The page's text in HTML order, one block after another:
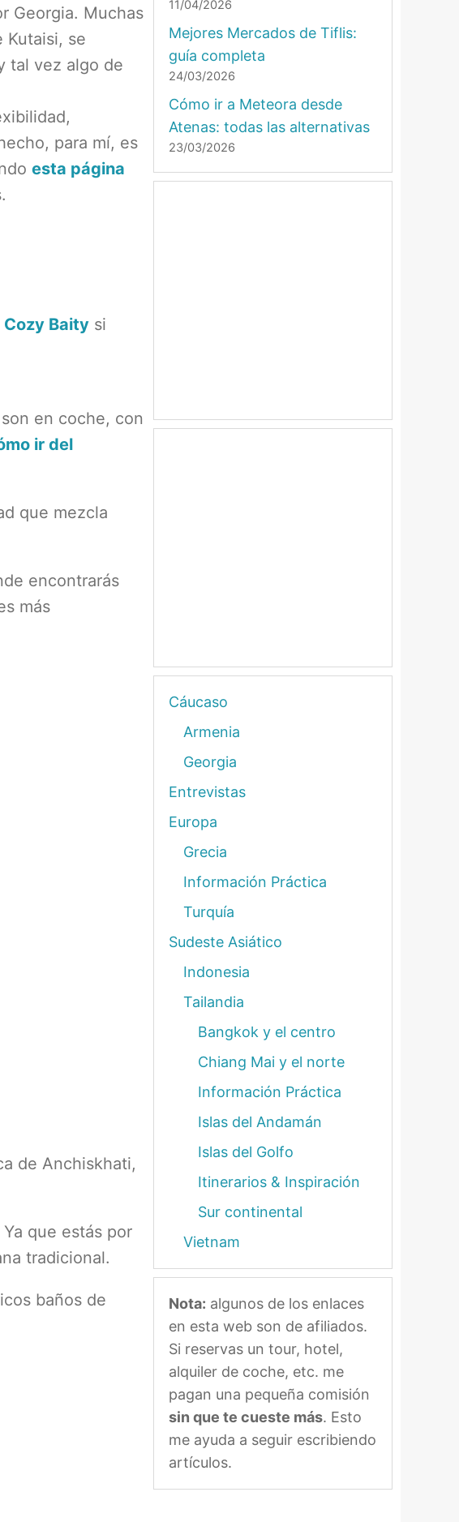
Georgia. Muchas
Kutaisi, se
tal vez algo de
para mí, es
esta página
Cozy Baity si
en coche, con
ir del
que mezcla
encontrarás
más
de Anchiskhati,
que estás por
tradicional.
baños de
11/04/2026
Mejores Mercados de Tiflis:
guía completa
24/03/2026
Cómo ir a Meteora desde
Atenas: todas las alternativas
23/03/2026
Cáucaso
Armenia
Georgia
Entrevistas
Europa
Grecia
Información Práctica
Turquía
Sudeste Asiático
Indonesia
Tailandia
Bangkok y el centro
Chiang Mai y el norte
Información Práctica
Islas del Andamán
Islas del Golfo
Itinerarios & Inspiración
Sur continental
Vietnam
Nota: algunos de los enlaces
en esta web son de afiliados.
Si reservas un tour, hotel,
alquiler de coche, etc. me
pagan una pequeña comisión
sin que te cueste más. Esto
me ayuda a seguir escribiendo
artículos.